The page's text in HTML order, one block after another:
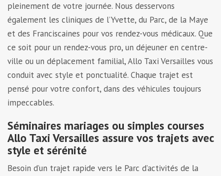
pleinement de votre journée. Nous desservons
également les cliniques de l’Yvette, du Parc, de la Maye
et des Franciscaines pour vos rendez-vous médicaux. Que
ce soit pour un rendez-vous pro, un déjeuner en centre-
ville ou un déplacement familial, Allo Taxi Versailles vous
conduit avec style et ponctualité. Chaque trajet est
pensé pour votre confort, dans des véhicules toujours
impeccables.
Séminaires mariages ou simples courses
Allo Taxi Versailles assure vos trajets avec
style et sérénité
Besoin d’un trajet rapide vers le Parc d’activités de la